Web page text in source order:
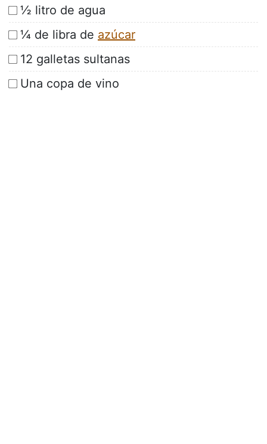
½ litro de agua
¼ de libra de azúcar
12 galletas sultanas
Una copa de vino